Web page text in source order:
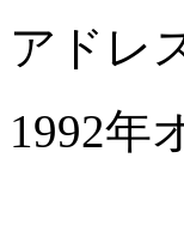
アドレ
1992年